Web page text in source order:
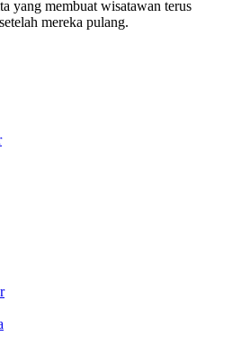
yang membuat wisatawan terus
mereka pulang.